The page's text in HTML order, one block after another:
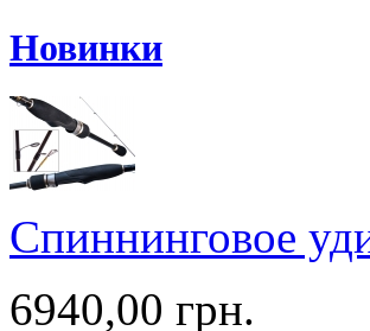
Новинки
Спиннинговое
6940,00 грн.